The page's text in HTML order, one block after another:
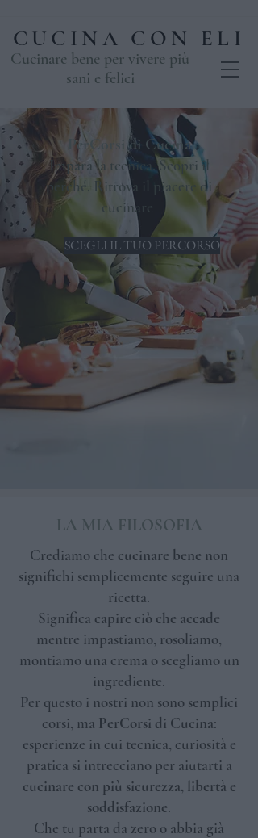
CUCINA CON ELI
Cucinare bene per vivere più
sani e felici
PerCorsi di Cucina
Impara la tecnica. Scopri il
perché. Ritrova il piacere di
cucinare
SCEGLI IL TUO PERCORSO
LA MIA FILOSOFIA
Crediamo che cucinare bene non
significhi semplicemente seguire una
ricetta.
Significa capire ciò che accade
mentre impastiamo, rosoliamo,
montiamo una crema o scegliamo un
ingrediente.
Per questo i nostri non sono semplici
corsi, ma PerCorsi di Cucina:
esperienze in cui tecnica, curiosità e
pratica si intrecciano per aiutarti a
cucinare con più sicurezza, libertà e
soddisfazione.
Che tu parta da zero o abbia già